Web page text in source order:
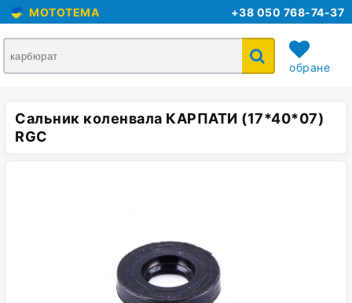
MOTOTEMA +38 050 768-74-37
обране
кошик
Сальник коленвала КАРПАТИ (17*40*07)
RGC